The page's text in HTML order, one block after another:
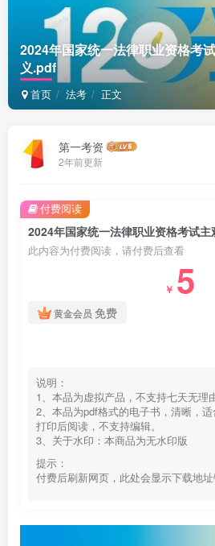
2024年国家统一法律职业资格考
义.pdf
首页 法考 正文
第一考资
2年前更新
此内容为付费阅读，请付费后查看
￥ 5
黄金会员 免费
说明：
1、本品为虚拟产品，不支持七天无理
2、本品为pdf格式的电子书，清晰，
打印后阅读，不支持编辑。
3、关于水印：本商品为无水印版
提示：
付费后刷新网页，此处会显示下载地址
付费阅读